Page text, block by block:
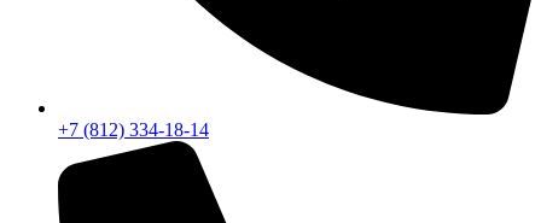
+7 (812) 334-18-14